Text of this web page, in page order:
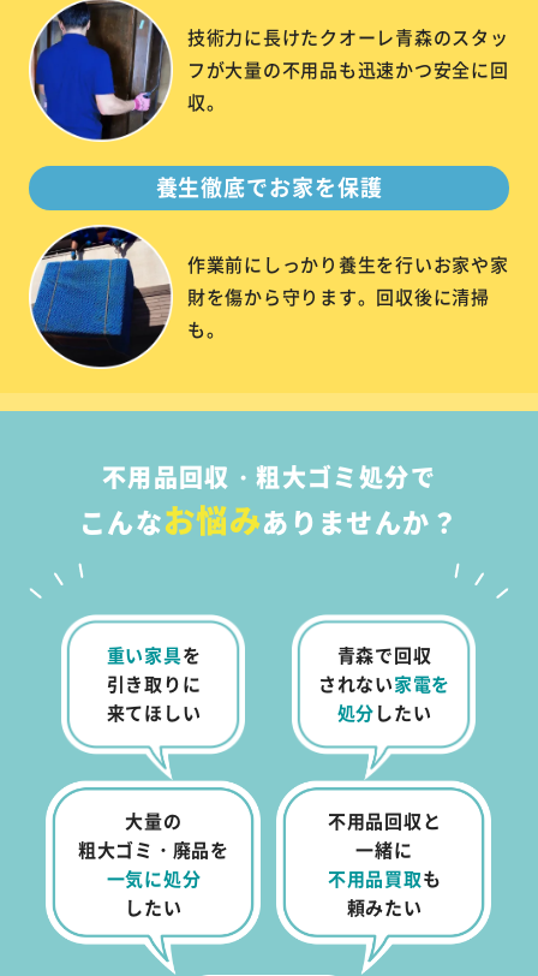
技術力に長けたクオーレ青森のスタッ
フが大量の不用品も迅速かつ安全に回
収。
養生徹底でお家を保護
作業前にしっかり養生を行いお家や家
財を傷から守ります。回収後に清掃
も。
不用品回収・粗大ゴミ処分で
こんなお悩みありませんか？
重い家具を
引き取りに
来てほしい
青森で回収
されない家電を
処分したい
大量の
粗大ゴミ・廃品を
一気に処分
したい
不用品回収と
一緒に
不用品買取も
頼みたい